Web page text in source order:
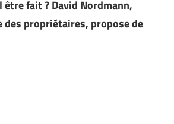
fait ? David Nordmann,
propriétaires, propose de